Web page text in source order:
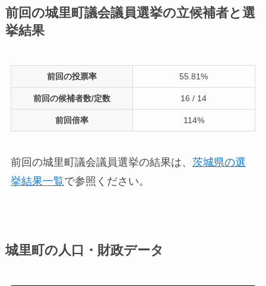
前回の城里町議会議員選挙の立候補者と選
挙結果
前回の投票率 55.81%
前回の候補者数/定数 16 / 14
前回倍率 114%
前回の城里町議会議員選挙の結果は、 茨城県の選
挙結果一覧で参照ください。
城里町の人口・財政データ